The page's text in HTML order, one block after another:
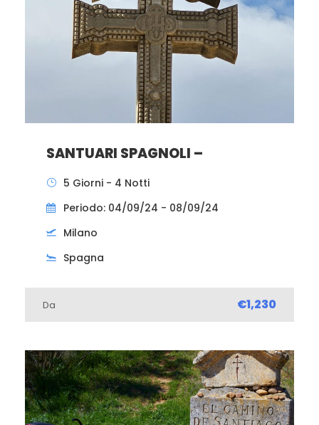
SANTUARI SPAGNOLI –
5 Giorni - 4 Notti
Periodo: 04/09/24 - 08/09/24
Milano
Spagna
Da €1,230